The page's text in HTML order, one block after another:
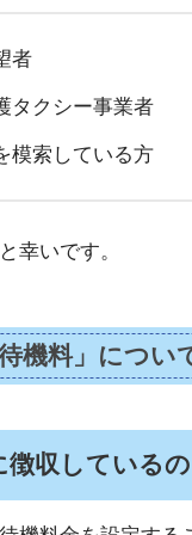
者
タクシー事業者
模索している方
幸いです。
機料」につい
徴収している